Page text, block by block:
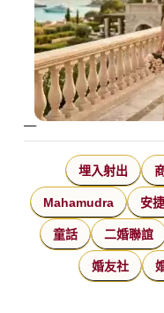
埋入射出
Mahamudra 安
童話 二婚聯誼
婚友社